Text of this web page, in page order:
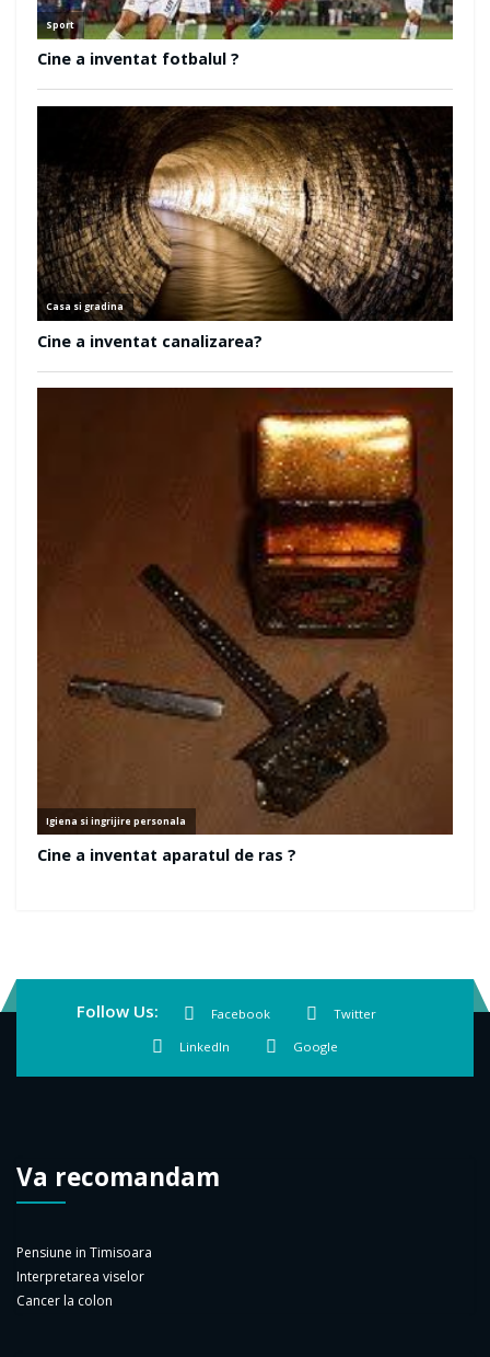
Follow Us: Facebook Twitter
LinkedIn Google
Va recomandam
Pensiune in Timisoara
Interpretarea viselor
Cancer la colon